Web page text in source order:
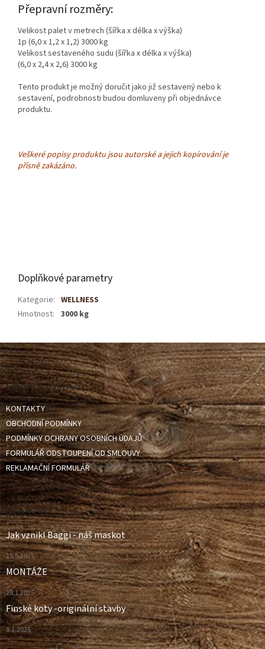
Přepravní rozměry:
Velikost palet v metrech (šířka x délka x výška)
1p (6,0 x 1,2 x 1,2) 3000 kg
Velikost sestaveného sudu (šířka x délka x výška)
(6,0 x 2,4 x 2,6) 3000 kg
Tento produkt je možný doručit jako již sestavený nebo k
sestavení, podrobnosti budou domluveny při objednávce
produktu.
Veškeré popisy produktu jsou autorské a jejich kopírování je
přísně zakázáno.
Doplňkové parametry
Kategorie: WELLNESS
Hmotnost: 3000 kg
Z
á
p
a
t
í
Informace pro vás
KONTAKTY
OBCHODNÍ PODMÍNKY
PODMÍNKY OCHRANY OSOBNÍCH ÚDAJŮ
FORMULÁŘ ODSTOUPENÍ OD SMLOUVY
REKLAMAČNÍ FORMULÁŘ
BLOG
Jak vznikl Baggi - náš maskot
15.5.2025
MONTÁŽE
28.1.2025
Finské koty -originální stavby
8.1.2025